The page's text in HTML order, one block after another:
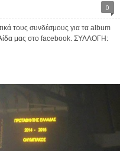
0
τους συνδέσμους για τα album
μας στο facebook. ΣΥΛΛΟΓΗ: